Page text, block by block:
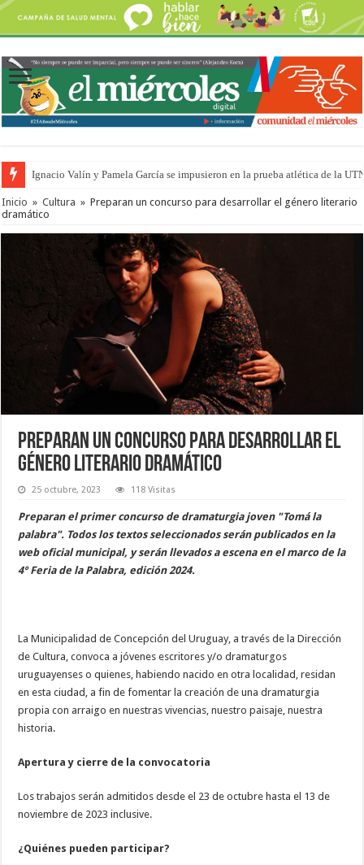
Ignacio Valín y Pamela García se impusieron en la prueba atlética de la
Inicio » Cultura » Preparan un concurso para desarrollar el género literario
dramático
Preparan un concurso para desarrollar el
género literario dramático
25 octubre, 2023 118 Visitas
Preparan el primer concurso de dramaturgia joven "Tomá la
palabra". Todos los textos seleccionados serán publicados en la
web oficial municipal, y serán llevados a escena en el marco de la
4º Feria de la Palabra, edición 2024.
La Municipalidad de Concepción del Uruguay, a través de la Dirección
de Cultura, convoca a jóvenes escritores y/o dramaturgos
uruguayenses o quienes, habiendo nacido en otra localidad, residan
en esta ciudad, a fin de fomentar la creación de una dramaturgia
propia con arraigo en nuestras vivencias, nuestro paisaje, nuestra
historia.
Apertura y cierre de la convocatoria
Los trabajos serán admitidos desde el 23 de octubre hasta el 13 de
noviembre de 2023 inclusive.
¿Quiénes pueden participar?